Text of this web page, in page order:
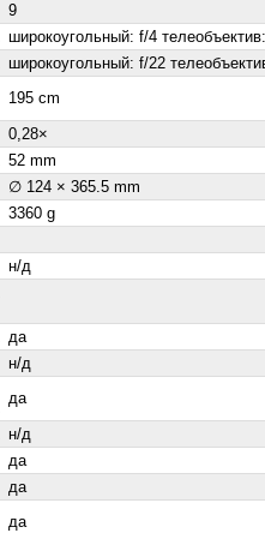
9
широкоугольный: f/4
широкоугольный: f/22
195 cm
0,28×
52 mm
∅ 124 × 365.5 mm
3360 g
н/д
да
н/д
да
н/д
да
да
да